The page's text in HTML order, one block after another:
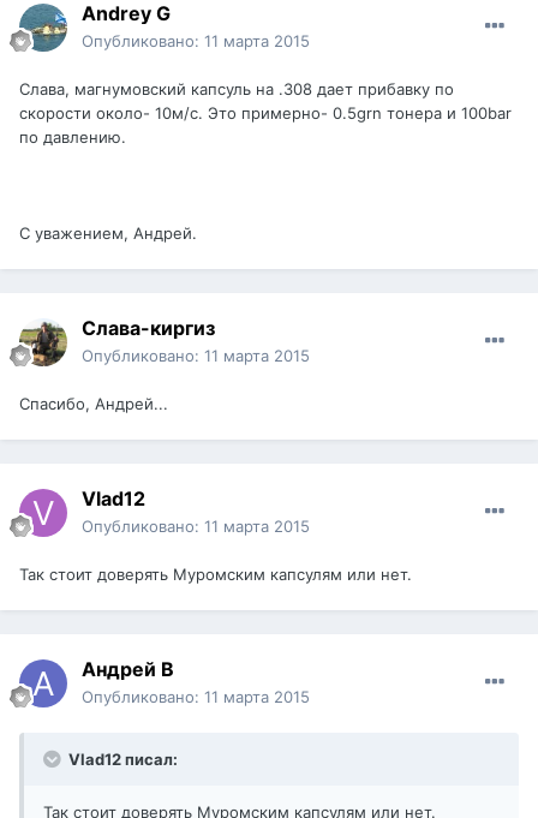
Andrey G
Опубликовано: 11 марта 2015
Слава, магнумовский капсуль на .308 дает прибавку по
скорости около- 10м/с. Это примерно- 0.5grn тонера и 100bar
по давлению.
С уважением, Андрей.
Слава-киргиз
Опубликовано: 11 марта 2015
Спасибо, Андрей...
Vlad12
Опубликовано: 11 марта 2015
Так стоит доверять Муромским капсулям или нет.
Андрей В
Опубликовано: 11 марта 2015
Vlad12 писал:
Так стоит доверять Муромским капсулям или нет.